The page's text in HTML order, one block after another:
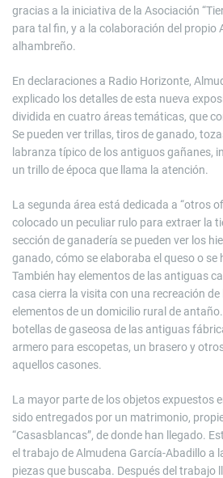
gracias a la iniciativa de la Asociación
para tal fin, y a la colaboración del propio
alhambreño.
En declaraciones a Radio Horizonte,
explicado los detalles de esta nueva
dividida en cuatro áreas temáticas, que
Se pueden ver trillas, tiros de ganado,
labranza típico de los antiguos gañanes,
un trillo de época que llama la atención.
La segunda área está dedicada a “otros
colocado un peculiar rulo para extraer la
sección de ganadería se pueden ver los
ganado, cómo se elaboraba el queso o se
También hay elementos de las antiguas
casa cierra la visita con una recreación
elementos de un domicilio rural de
botellas de gaseosa de las antiguas
armero para escopetas, un brasero y
aquellos casones.
La mayor parte de los objetos expuestos
sido entregados por un matrimonio,
“Casasblancas”, de donde han llegado.
el trabajo de Almudena García-Abadillo a
piezas que buscaba. Después del trabajo